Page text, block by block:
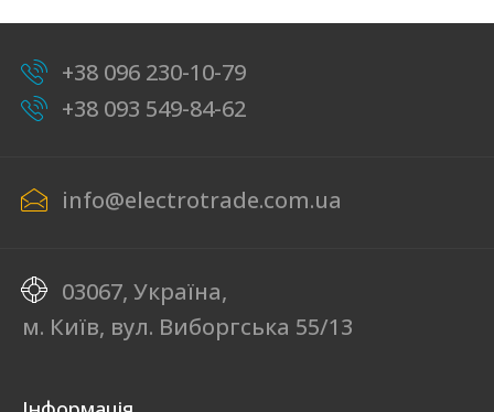
+38 096 230-10-79
+38 093 549-84-62
info@electrotrade.com.ua
03067, Україна,
м. Київ, вул. Виборгська 55/13